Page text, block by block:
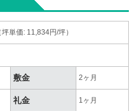
単価: 11,834円/坪）
敷金 2ヶ月
礼金 1ヶ月